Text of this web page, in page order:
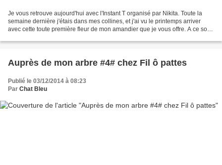
Je vous retrouve aujourd'hui avec l'Instant T organisé par Nikita. Toute la
semaine dernière j'étais dans mes collines, et j'ai vu le printemps arriver
avec cette toute première fleur de mon amandier que je vous offre. A ce soir
Auprès de mon arbre #4# chez Fil ô pattes
Publié le 03/12/2014 à 08:23
Par Chat Bleu